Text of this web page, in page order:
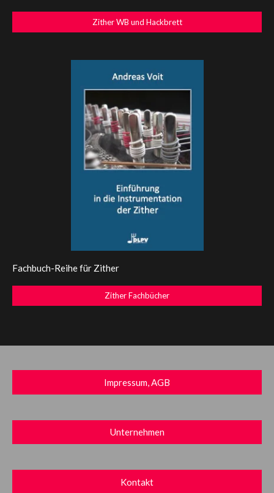
Zither WB und Hackbrett
Fachbuch-Reihe für Zither
Zither Fachbücher
Impressum, AGB
Unternehmen
Kontakt